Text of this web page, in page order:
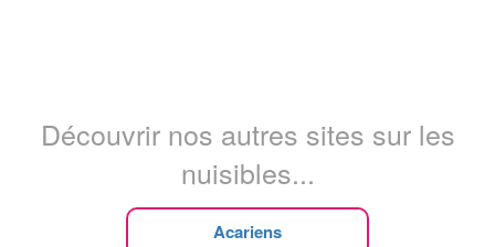
Découvrir nos autres sites sur les
nuisibles...
Acariens